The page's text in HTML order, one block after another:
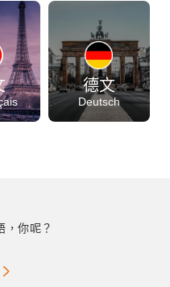
影音頻道德文
Deutsch
，你呢？